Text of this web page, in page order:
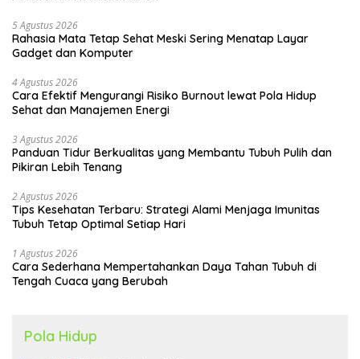
5 Agustus 2026
Rahasia Mata Tetap Sehat Meski Sering Menatap Layar
Gadget dan Komputer
4 Agustus 2026
Cara Efektif Mengurangi Risiko Burnout lewat Pola Hidup
Sehat dan Manajemen Energi
3 Agustus 2026
Panduan Tidur Berkualitas yang Membantu Tubuh Pulih dan
Pikiran Lebih Tenang
2 Agustus 2026
Tips Kesehatan Terbaru: Strategi Alami Menjaga Imunitas
Tubuh Tetap Optimal Setiap Hari
1 Agustus 2026
Cara Sederhana Mempertahankan Daya Tahan Tubuh di
Tengah Cuaca yang Berubah
Pola Hidup